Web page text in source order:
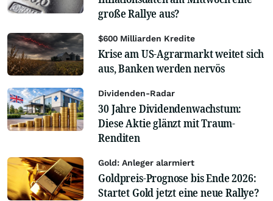
große Rallye aus?
$600 Milliarden Kredite
Krise am US-Agrarmarkt weitet sich
aus, Banken werden nervös
Dividenden-Radar
30 Jahre Dividendenwachstum:
Diese Aktie glänzt mit Traum-
Renditen
Gold: Anleger alarmiert
Goldpreis-Prognose bis Ende 2026:
Startet Gold jetzt eine neue Rallye?